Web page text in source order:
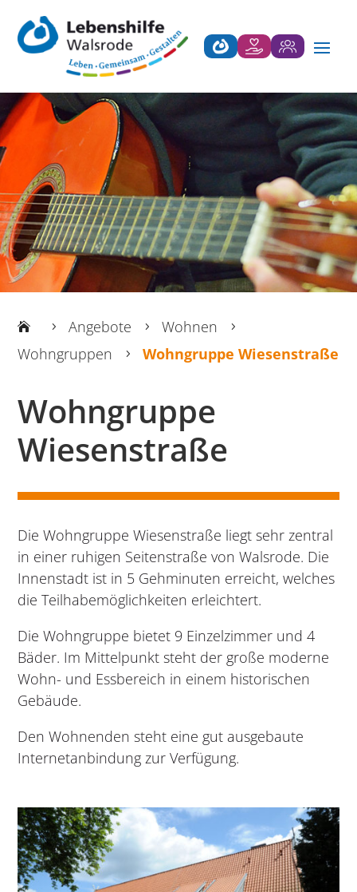
5 Angebote 5 Wohnen 5
Wohngruppen 5 Wohngruppe Wiesenstraße
Wohngruppe
Wiesenstraße
Die Wohngruppe Wiesenstraße liegt sehr zentral
in einer ruhigen Seitenstraße von Walsrode. Die
Innenstadt ist in 5 Gehminuten erreicht, welches
die Teilhabemöglichkeiten erleichtert.
Die Wohngruppe bietet 9 Einzelzimmer und 4
Bäder. Im Mittelpunkt steht der große moderne
Wohn- und Essbereich in einem historischen
Gebäude.
Den Wohnenden steht eine gut ausgebaute
Internetanbindung zur Verfügung.